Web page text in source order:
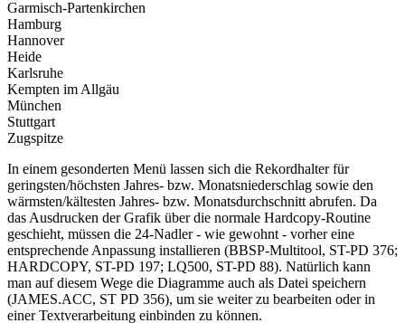
Garmisch-Partenkirchen
Hamburg
Hannover
Heide
Karlsruhe
Kempten im Allgäu
München
Stuttgart
Zugspitze
In einem gesonderten Menü lassen sich die Rekordhalter für
geringsten/höchsten Jahres- bzw. Monatsniederschlag sowie den
wärmsten/kältesten Jahres- bzw. Monatsdurchschnitt abrufen. Da
das Ausdrucken der Grafik über die normale Hardcopy-Routine
geschieht, müssen die 24-Nadler - wie gewohnt - vorher eine
entsprechende Anpassung installieren (BBSP-Multitool, ST-PD 376;
HARDCOPY, ST-PD 197; LQ500, ST-PD 88). Natürlich kann
man auf diesem Wege die Diagramme auch als Datei speichern
(JAMES.ACC, ST PD 356), um sie weiter zu bearbeiten oder in
einer Textverarbeitung einbinden zu können.